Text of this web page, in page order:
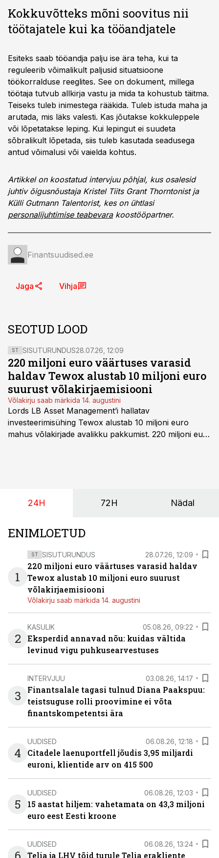
Kokkuvõtteks mõni soovitus nii
töötajatele kui ka tööandjatele
Esiteks saab tööandja palju ise ära teha, kui ta
reguleerib võimalikult paljusid situatsioone
töökorralduse reeglites. See on dokument, millega
töötaja tutvub allkirja vastu ja mida ta kohustub täitma.
Teiseks tuleb inimestega rääkida. Tuleb istuda maha ja
arutada, mis läks valesti. Kas jõutakse kokkuleppele
või lõpetatakse leping. Kui lepingut ei suudeta
sõbralikult lõpetada, siis tuleb kasutada seadusega
antud võimalusi või vaielda kohtus.
Artikkel on koostatud intervjuu põhjal, kus osalesid
juhtiv õigusnõustaja Kristel Tiits Grant Thorntonist ja
Külli Gutmann Talentorist, kes on ühtlasi
personalijuhtimise teabevarakoostööpartner.
Finantsuudised.ee
Jaga Vihja
SEOTUD LOOD
ST SISUTURUNDUS28.07.26, 12:09
220 miljoni euro väärtuses varasid
haldav Tewox alustab 10 miljoni euro
suurust võlakirjaemisiooni
Võlakirju saab märkida 14. augustini
Lords LB Asset Management’i hallatav
investeerimisühing Tewox alustab 10 miljoni euro
mahus võlakirjade avalikku pakkumist. 220 miljoni euro
24H 72H Nädal
ENIMLOETUD
1
ST SISUTURUNDUS 28.07.26, 12:09
220 miljoni euro väärtuses varasid haldav
Tewox alustab 10 miljoni euro suurust
võlakirjaemisiooni
Võlakirju saab märkida 14. augustini
2
KASULIK 05.08.26, 09:22
Eksperdid annavad nõu: kuidas vältida
levinud vigu puhkusearvestuses
3
INTERVJUU 03.08.26, 14:17
Finantsalale tagasi tulnud Diana Paakspuu:
teistsuguse rolli proovimine ei võta
finantskompetentsi ära
4
UUDISED 06.08.26, 12:18
Citadele laenuportfell jõudis 3,95 miljardi
euroni, klientide arv on 415 500
5
UUDISED 06.08.26, 12:03
15 aastat hiljem: vahetamata on 43,3 miljoni
euro eest Eesti kroone
UUDISED 06.08.26, 13:24
Telia ja LHV tõid turule Telia erakliente